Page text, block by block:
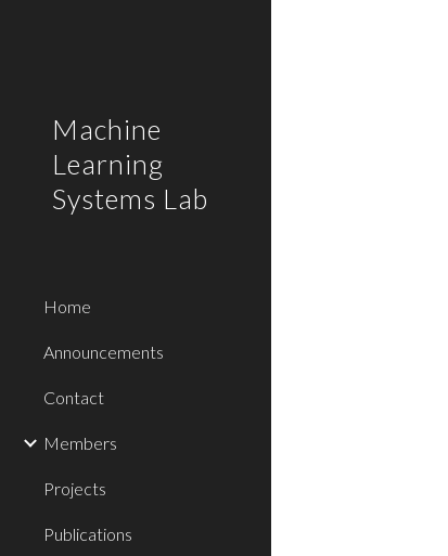
Machine
Learning
Systems Lab
Home
Announcements
Contact
Members
Projects
Publications